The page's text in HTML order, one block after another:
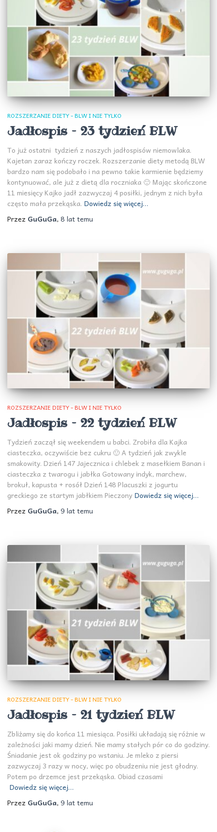
ROZSZERZANIE DIETY - BLW I NIE TYLKO
Jadłospis – 23 tydzień BLW
To już ostatni tydzień z naszych jadłospisów niemowlaka.
Kajetan zaraz kończy roczek. Rozszerzanie diety metodą BLW
bardzo nam się podobało i na pewno takie karmienie będziemy
kontynuować, ale już z dietą dla roczniaka 🙂 Mając skończone
11 miesięcy Kajko jadł zazwyczaj 4 posiłki, jednym z nich była
często mała przekąska. Dowiedz się więcej…
Przez GuGuGa, 8 lattemu
ROZSZERZANIE DIETY - BLW I NIE TYLKO
Jadłospis – 22 tydzień BLW
Tydzień zaczął się weekendem u babci. Zrobiła dla Kajka
ciasteczka, oczywiście bez cukru 🙂 A tydzień jak zwykle
smakowity. Dzień 147 Jajecznica i chlebek z masełkiem Banan i
ciasteczka z twarogu i jabłka Gotowany indyk, marchew,
brokuł, kapusta + rosół Dzień 148 Placuszki z jogurtu
greckiego ze startym jabłkiem Pieczony Dowiedz się więcej…
Przez GuGuGa, 9 lattemu
ROZSZERZANIE DIETY - BLW I NIE TYLKO
Jadłospis – 21 tydzień BLW
Zbliżamy się do końca 11 miesiąca. Posiłki układają się różnie w
zależności jaki mamy dzień. Nie mamy stałych pór co do godziny.
Śniadanie jest ok godziny po wstaniu. Je mleko z piersi
zazwyczaj 3 razy w nocy, więc po obudzeniu nie jest głodny.
Potem po drzemce jest przekąska. Obiad czasami
Dowiedz się więcej…
Przez GuGuGa, 9 lattemu